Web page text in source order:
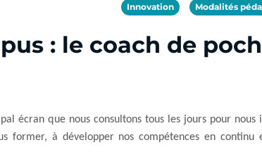
Innovation Modalités
: le coach de
écran que nous consultons tous les jours pour
former, à développer nos compétences en